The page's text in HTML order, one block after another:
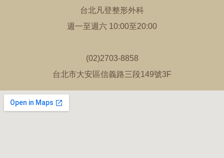
台北凡登整形外科
週一至週六 10:00至20:00
(02)2703-8858
台北市大安區信義路三段149號3F